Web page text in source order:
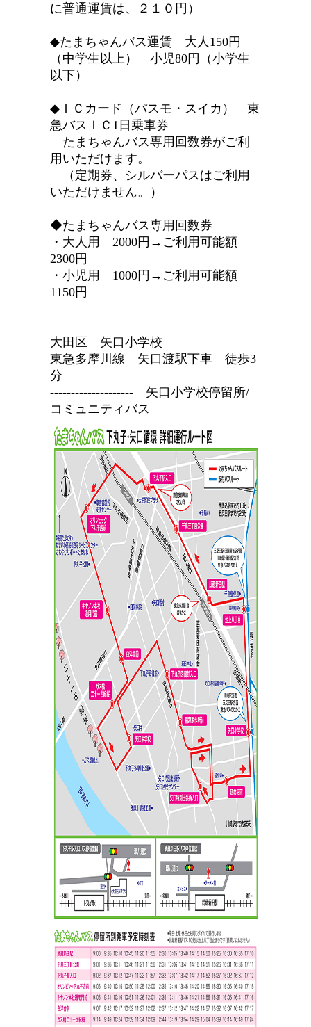
に普通運賃は、２１０円）
◆たまちゃんバス運賃 大人150円
（中学生以上） 小児80円（小学生
以下）
◆ＩＣカード（パスモ・スイカ） 東
急バスＩＣ1日乗車券
たまちゃんバス専用回数券がご利
用いただけます。
（定期券、シルバーパスはご利用
いただけません。）
◆たまちゃんバス専用回数券
・大人用 2000円→ご利用可能額
2300円
・小児用 1000円→ご利用可能額
1150円
大田区 矢口小学校
東急多摩川線 矢口渡駅下車 徒歩3
分
-------------------- 矢口小学校停留所/
コミュニティバス